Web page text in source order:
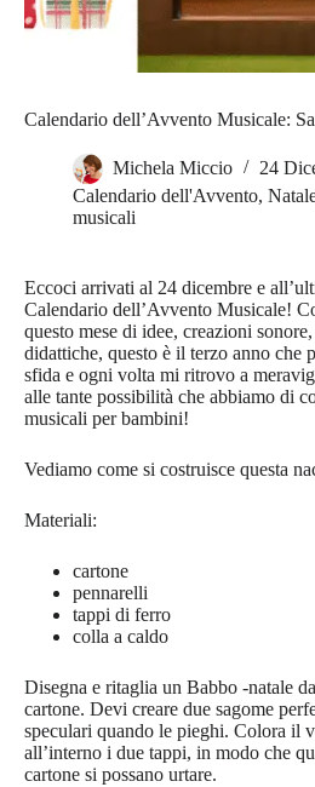
Calendario dell’Avvento Musicale:
Michela Miccio
24
Calendario dell'Avvento,
musicali
Eccoci arrivati al 24 dicembre e
Calendario dell’Avvento Musicale!
questo mese di idee, creazioni
didattiche, questo è il terzo anno che
sfida e ogni volta mi ritrovo a
alle tante possibilità che abbiamo di
musicali per bambini!
Vediamo come si costruisce questa
Materiali:
cartone
pennarelli
tappi di ferro
colla a caldo
Disegna e ritaglia un Babbo -natale
cartone. Devi creare due sagome
speculari quando le pieghi. Colora il
all’interno i due tappi, in modo che
cartone si possano urtare.